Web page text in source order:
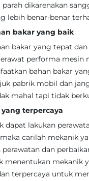
parah dikarenakan
lebih benar-benar
bakar yang baik
bakar yang tepat
performa mesin
bahan bakar
pabrik mobil dan
mahal tapi tidak
terpercaya
dapat lakukan
carilah mekanik
perawatan dan
menentukan mekanik
terpercaya untuk